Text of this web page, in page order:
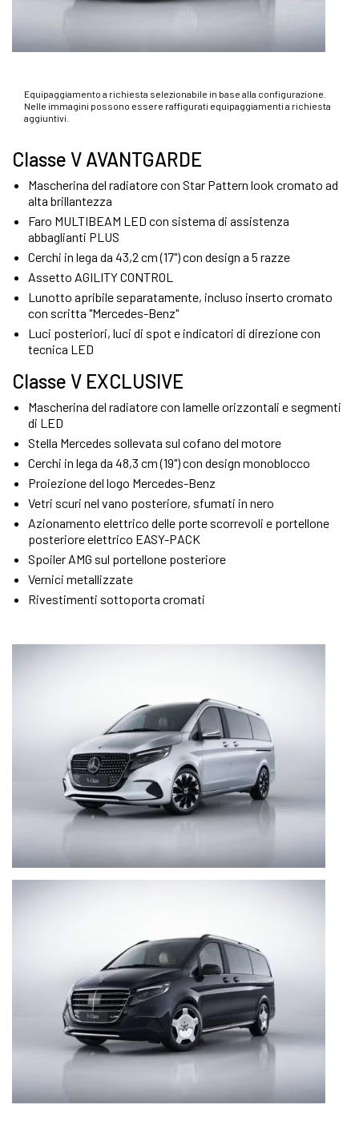
Equipaggiamento a richiesta selezionabile in base alla configurazione.
Nelle immagini possono essere raffigurati equipaggiamenti a richiesta
aggiuntivi.
Classe V AVANTGARDE
Mascherina del radiatore con Star Pattern look cromato ad
alta brillantezza
Faro MULTIBEAM LED con sistema di assistenza
abbaglianti PLUS
Cerchi in lega da 43,2 cm (17") con design a 5 razze
Assetto AGILITY CONTROL
Lunotto apribile separatamente, incluso inserto cromato
con scritta "Mercedes-Benz"
Luci posteriori, luci di spot e indicatori di direzione con
tecnica LED
Classe V EXCLUSIVE
Mascherina del radiatore con lamelle orizzontali e segmenti
di LED
Stella Mercedes sollevata sul cofano del motore
Cerchi in lega da 48,3 cm (19") con design monoblocco
Proiezione del logo Mercedes-Benz
Vetri scuri nel vano posteriore, sfumati in nero
Azionamento elettrico delle porte scorrevoli e portellone
posteriore elettrico EASY-PACK
Spoiler AMG sul portellone posteriore
Vernici metallizzate
Rivestimenti sottoporta cromati